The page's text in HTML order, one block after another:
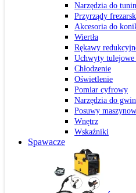
Narzędzia do
Przyrządy
Akcesoria do
Wiertła
Rękawy
Uchwyty tulejowe
Chłodzenie
Oświetlenie
Pomiar cyfrowy
Narzędzia do
Posuwy
Wnętrz
Wskaźniki
Spawacze